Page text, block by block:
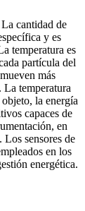
cantidad de
y es
temperatura es
partícula del
más
temperatura
la energía
capaces de
en
Los sensores de
en los
energética.